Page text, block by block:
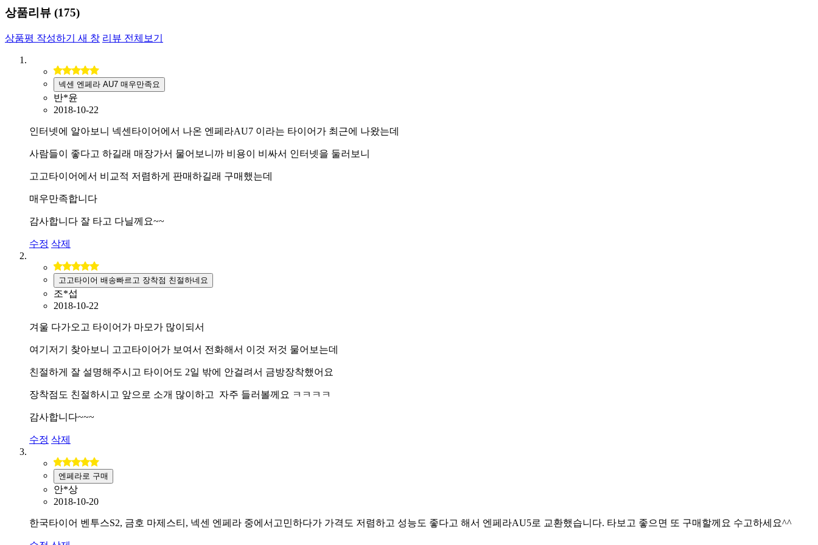
상품리뷰 (175)
상품평 작성하기 새 창 리뷰 전체보기
넥센 엔페라 AU7 매우만족요
반*윤
2018-10-22
인터넷에 알아보니 넥센타이어에서 나온 엔페라AU7 이라는 타이어가 최근에 나왔는데
사람들이 좋다고 하길래 매장가서 물어보니까 비용이 비싸서 인터넷을 둘러보니
고고타이어에서 비교적 저렴하게 판매하길래 구매했는데
매우만족합니다
감사합니다 잘 타고 다닐께요~~
수정 삭제
고고타이어 배송빠르고 장착점 친절하네요
조*섭
2018-10-22
겨울 다가오고 타이어가 마모가 많이되서
여기저기 찾아보니 고고타이어가 보여서 전화해서 이것 저것 물어보는데
친절하게 잘 설명해주시고 타이어도 2일 밖에 안걸려서 금방장착했어요
장착점도 친절하시고 앞으로 소개 많이하고 자주 들러볼께요 ㅋㅋㅋㅋ
감사합니다~~~
수정 삭제
엔페라로 구매
안*상
2018-10-20
한국타이어 벤투스S2, 금호 마제스티, 넥센 엔페라 중에서고민하다가 가격도 저렴하고 성능도 좋다고 해서 엔페라AU5로 교환했습니다. 타보고 좋으면 또 구매할께요 수고하세요^^